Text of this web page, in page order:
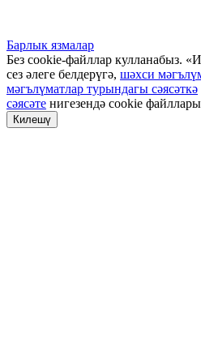
Барлык язмалар
Без cookie-файллар кулланабыз.
сез әлеге белдерүгә, шәхси
мәгълүматлар турындагы сәясәткә
сәясәте нигезендә cookie
Килешү